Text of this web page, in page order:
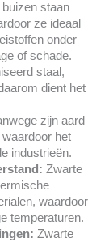
staan
ze ideaal
onder
of schade.
staal,
dient het
zijn aard
het
industrieën.
Zwarte
waardoor
temperaturen.
Zwarte